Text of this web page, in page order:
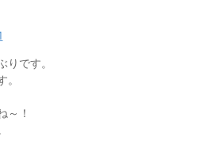
りです。
。
～！